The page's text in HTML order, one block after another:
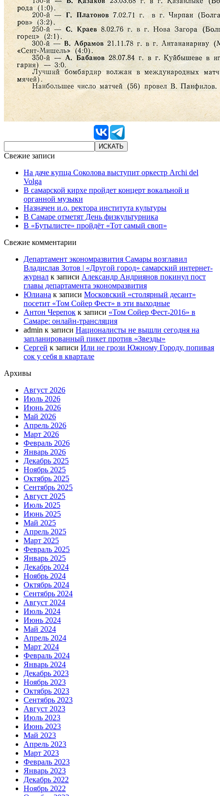
Свежие записи
На даче купца Соколова выступит оркестр Archi del
Volga
В самарской кирхе пройдет концерт вокальной и
органной музыки
Назначен и.о. ректора института культуры
В Самаре отметят День физкультурника
В «Бутылисте» пройдёт «Тот самый своп»
Свежие комментарии
Департамент экономразвития Самары возглавил
Владислав Зотов | «Другой город» самарский интернет-
журнал к записи Александр Андриянов покинул пост
главы департамента экономразвития
Юлиана к записи Московский «столярный десант»
посетит «Том Сойер Фест» в эти выходные
Антон Черепок к записи «Том Сойер Фест-2016» в
Самаре: онлайн-трансляция
admin к записи Националисты не вышли сегодня на
запланированный пикет против «Звезды»
Сергей к записи Или не грози Южному Городу, попивая
сок у себя в квартале
Архивы
Август 2026
Июль 2026
Июнь 2026
Май 2026
Апрель 2026
Март 2026
Февраль 2026
Январь 2026
Декабрь 2025
Ноябрь 2025
Октябрь 2025
Сентябрь 2025
Август 2025
Июль 2025
Июнь 2025
Май 2025
Апрель 2025
Март 2025
Февраль 2025
Январь 2025
Декабрь 2024
Ноябрь 2024
Октябрь 2024
Сентябрь 2024
Август 2024
Июль 2024
Июнь 2024
Май 2024
Апрель 2024
Март 2024
Февраль 2024
Январь 2024
Декабрь 2023
Ноябрь 2023
Октябрь 2023
Сентябрь 2023
Август 2023
Июль 2023
Июнь 2023
Май 2023
Апрель 2023
Март 2023
Февраль 2023
Январь 2023
Декабрь 2022
Ноябрь 2022